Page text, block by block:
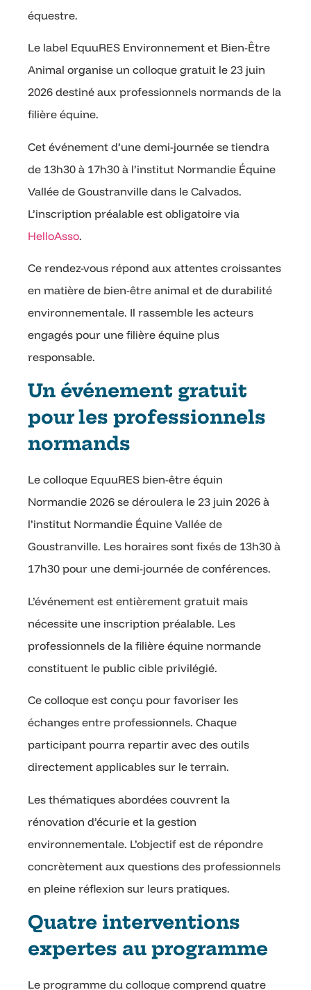
équestre.
Le label EquuRES Environnement et Bien-Être
Animal organise un colloque gratuit le 23 juin
2026 destiné aux professionnels normands de la
filière équine.
Cet événement d’une demi-journée se tiendra
de 13h30 à 17h30 à l’institut Normandie Équine
Vallée de Goustranville dans le Calvados.
L’inscription préalable est obligatoire via
HelloAsso.
Ce rendez-vous répond aux attentes croissantes
en matière de bien-être animal et de durabilité
environnementale. Il rassemble les acteurs
engagés pour une filière équine plus
responsable.
Un événement gratuit
pour les professionnels
normands
Le colloque EquuRES bien-être équin
Normandie 2026 se déroulera le 23 juin 2026 à
l’institut Normandie Équine Vallée de
Goustranville. Les horaires sont fixés de 13h30 à
17h30 pour une demi-journée de conférences.
L’événement est entièrement gratuit mais
nécessite une inscription préalable. Les
professionnels de la filière équine normande
constituent le public cible privilégié.
Ce colloque est conçu pour favoriser les
échanges entre professionnels. Chaque
participant pourra repartir avec des outils
directement applicables sur le terrain.
Les thématiques abordées couvrent la
rénovation d’écurie et la gestion
environnementale. L’objectif est de répondre
concrètement aux questions des professionnels
en pleine réflexion sur leurs pratiques.
Quatre interventions
expertes au programme
Le programme du colloque comprend quatre